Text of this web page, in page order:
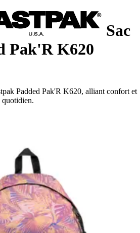
Sac
Pak'R K620
Padded Pak'R K620, alliant confort et
quotidien.